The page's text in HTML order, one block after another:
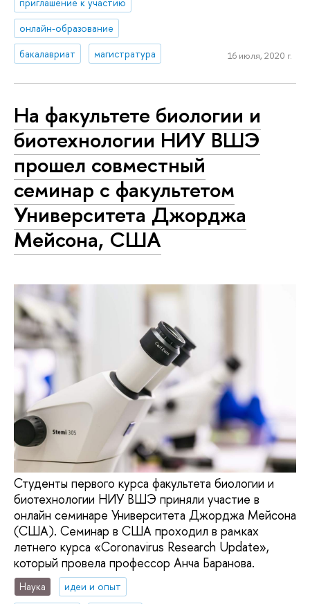
онлайн-образование
бакалавриат
магистратура 16 июля, 2020 г.
На факультете биологии и
биотехнологии НИУ ВШЭ
прошел совместный
семинар с факультетом
Университета Джорджа
Мейсона, США
Студенты первого курса факультета биологии и
биотехнологии НИУ ВШЭ приняли участие в
онлайн семинаре Университета Джорджа Мейсона
(США). Семинар в США проходил в рамках
летнего курса «Coronavirus Research Update»,
который провела профессор Анча Баранова.
Наука
идеи и опыт